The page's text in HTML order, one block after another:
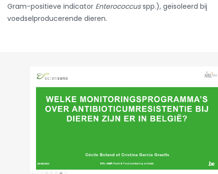
Gram-positieve indicator Enterococcusspp.), geïsoleerd bij
voedselproducerende dieren.